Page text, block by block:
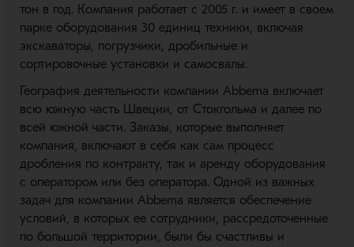
тон в год. Компания работает с 2005 г. и имеет в своем
парке оборудования 30 единиц техники, включая
экскаваторы, погрузчики, дробильные и
сортировочные установки и самосвалы.
География деятельности компании Abbema включает
всю южную часть Швеции, от Стокгольма и далее по
всей южной части. Заказы, которые выполняет
компания, включают в себя как сам процесс
дробления по контракту, так и аренду оборудования
с оператором или без оператора. Одной из важных
задач для компании Abbema является обеспечение
условий, в которых ее сотрудники, рассредоточенные
по большой территории, были бы счастливы и